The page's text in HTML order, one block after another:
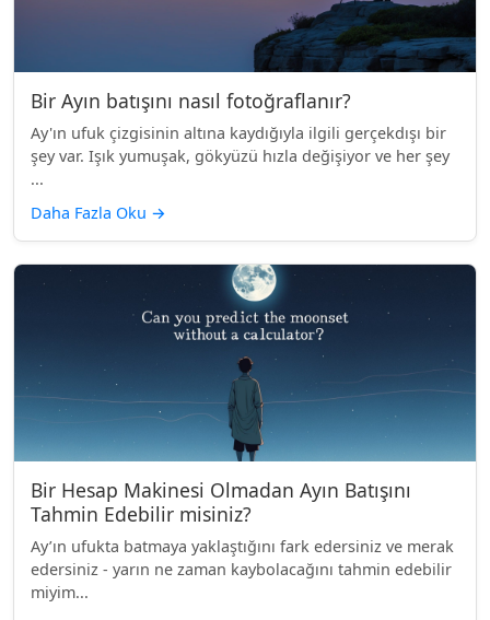
Bir Ayın batışını nasıl fotoğraflanır?
Ay'ın ufuk çizgisinin altına kaydığıyla ilgili gerçekdışı bir
şey var. Işık yumuşak, gökyüzü hızla değişiyor ve her şey
...
Daha Fazla Oku →
Bir Hesap Makinesi Olmadan Ayın Batışını
Tahmin Edebilir misiniz?
Ay’ın ufukta batmaya yaklaştığını fark edersiniz ve merak
edersiniz - yarın ne zaman kaybolacağını tahmin edebilir
miyim...